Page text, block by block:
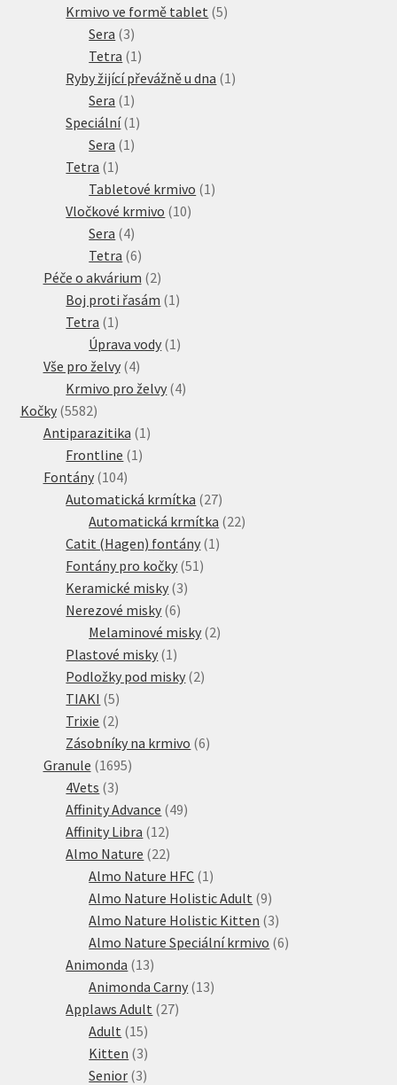
produkty
Krmivo ve formě tablet 55
Sera 33
produkty
Tetra 1 1
produkt
Ryby žijící převážně u dna 1 1
Sera 1 1
produkt
Speciální 1 1
Sera 1 1
Tetra 1 1
produkt
Tabletové krmivo 1 1
Vločkové krmivo 1010
Sera 44
produkty
Tetra 66
produktů
Péče o akvárium 22
produkty
Boj proti řasám 1 1
Tetra 1 1
produkt
Úprava vody 1 1
Vše pro želvy 44
produkty
Krmivo pro želvy 44
Kočky 55825582
produktů
Antiparazitika 1 1
Frontline 1 1
Fontány 104104
produktů
Automatická krmítka 2727
produktů
Automatická krmítka 2222
Catit (Hagen) fontány 1 1
Fontány pro kočky 51 51
Keramické misky 33
Nerezové misky 66
produktů
Melaminové misky 22
Plastové misky 1 1
produkt
Podložky pod misky 22
TIAKI 55
produktů
Trixie 22
produkty
Zásobníky na krmivo 66
Granule 16951695
4Vets 33
produkty
Affinity Advance 4949
Affinity Libra 1212
produktů
Almo Nature 2222
produktů
Almo Nature HFC 1 1
produkt
Almo Nature Holistic Adult 99
produktů
Almo Nature Holistic Kitten 33
produkty
Almo Nature Speciální krmivo 66
Animonda 1313
produktů
Animonda Carny 1313
Applaws Adult 2727
Adult 1515
produktů
Kitten 33
produkty
Senior 33